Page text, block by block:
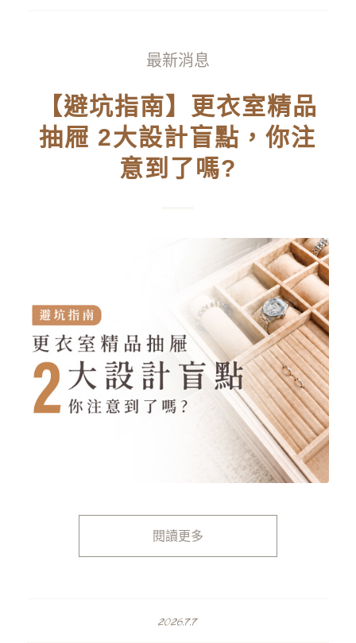
最新消息
【避坑指南】更衣室精品
抽屜 2大設計盲點，你注
意到了嗎?
閱讀更多
2026.7.7